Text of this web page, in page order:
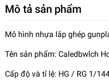
Mô tả sản phẩm
Mô hình nhựa lắp ghép
Tên sản phẩm: Caledbwlch
Cấp độ và tỉ lệ: HG / RG 1/